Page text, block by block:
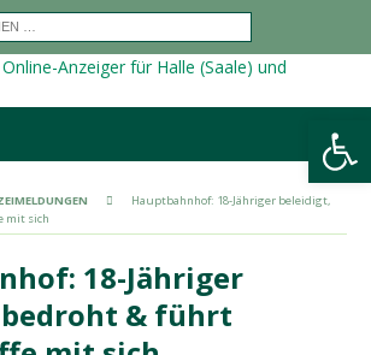
Werkzeugleiste öffnen
Hauptbahnhof: 18-Jähriger beleidigt,
mit sich
18-Jähriger
& führt